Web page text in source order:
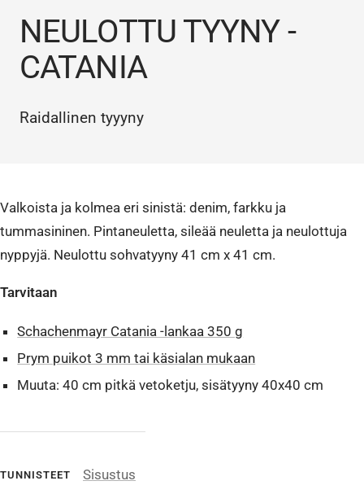
NEULOTTU TYYNY -
CATANIA
Raidallinen tyyyny
TUNNISTEET Sisustus
Valkoista ja kolmea eri sinistä: denim, farkku ja
tummasininen. Pintaneuletta, sileää neuletta ja neulottuja
nyppyjä. Neulottu sohvatyyny 41 cm x 41 cm.
Tarvitaan
Schachenmayr Catania -lankaa 350 g
Prym puikot 3 mm tai käsialan mukaan
Muuta: 40 cm pitkä vetoketju, sisätyyny 40x40 cm